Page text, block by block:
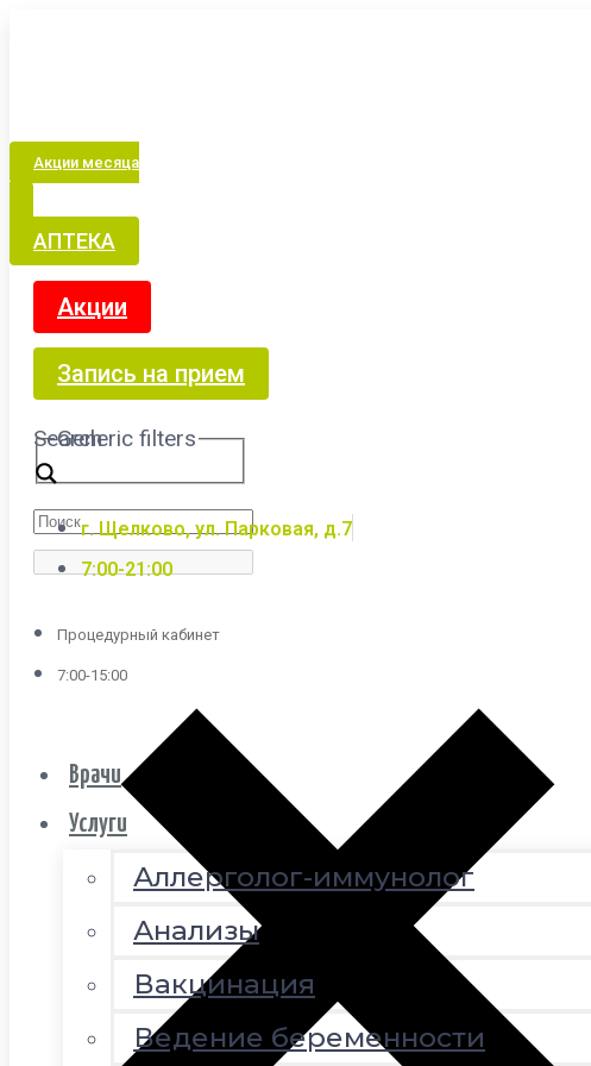
Акции месяца
АПТЕКА
Акции
Запись на прием
Search
Generic filters
г. Щелково, ул. Парковая, д.7
7:00-21:00
Процедурный кабинет
7:00-15:00
Врачи
Услуги
Аллерголог-иммунолог
Анализы
Вакцинация
Ведение беременности